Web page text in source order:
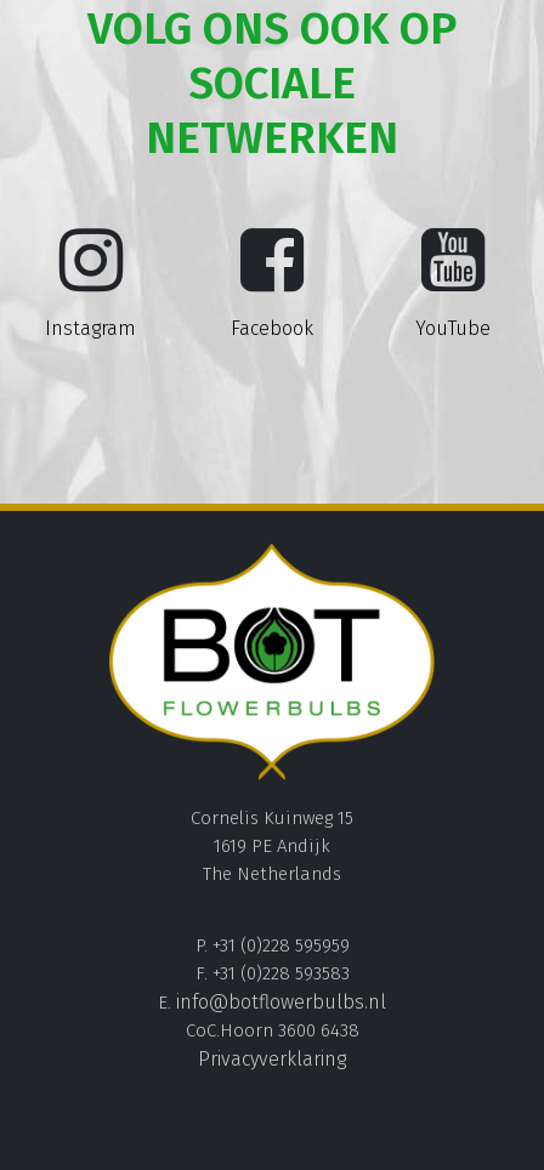
VOLG ONS OOK OP
SOCIALE
NETWERKEN
Instagram Facebook YouTube
Cornelis Kuinweg 15
1619 PE Andijk
The Netherlands
P. +31 (0)228 595959
F. +31 (0)228 593583
E. info@botflowerbulbs.nl
CoC.Hoorn 3600 6438
Privacyverklaring